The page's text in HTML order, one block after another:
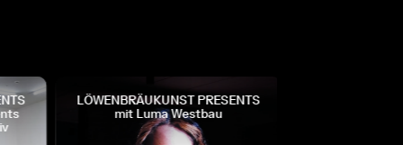
LÖWENBRÄUKUNST PRESENTS
mit Luma Westbau